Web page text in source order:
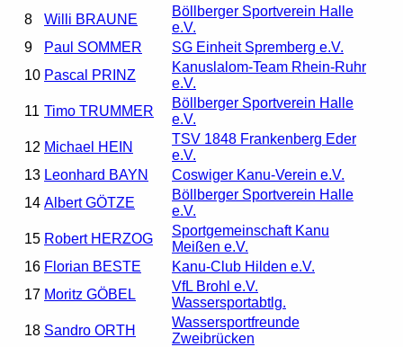
8
Willi BRAUNE
Böllberger Sportverein Halle
e.V.
9
Paul SOMMER
SG Einheit Spremberg e.V.
10 Pascal PRINZ
Kanuslalom-Team Rhein-Ruhr
e.V.
11 Timo TRUMMER
Böllberger Sportverein Halle
e.V.
12 Michael HEIN
TSV 1848 Frankenberg Eder
e.V.
13 Leonhard BAYN
Coswiger Kanu-Verein e.V.
14 Albert GÖTZE
Böllberger Sportverein Halle
e.V.
15 Robert HERZOG
Sportgemeinschaft Kanu
Meißen e.V.
16 Florian BESTE
Kanu-Club Hilden e.V.
17 Moritz GÖBEL
VfL Brohl e.V.
Wassersportabtlg.
18 Sandro ORTH
Wassersportfreunde
Zweibrücken